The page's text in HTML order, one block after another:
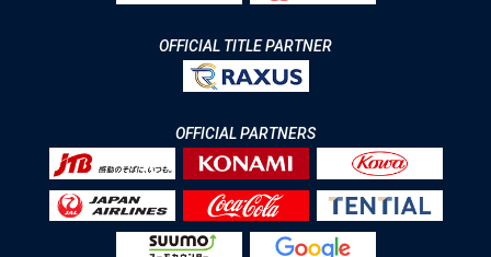
OFFICIAL TITLE PARTNER
OFFICIAL PARTNERS